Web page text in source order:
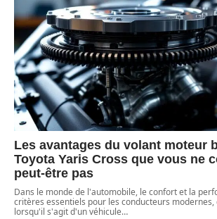
Les avantages du volant moteur
Toyota Yaris Cross que vous ne
peut-être pas
Dans le monde de l'automobile, le confort et la
critères essentiels pour les conducteurs
lorsqu'il s'agit d'un véhicule…